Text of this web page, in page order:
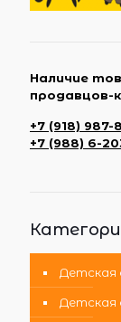
Наличие
продавцов-
+7 (918) 987-
+7 (988) 6-
Детская
Детская